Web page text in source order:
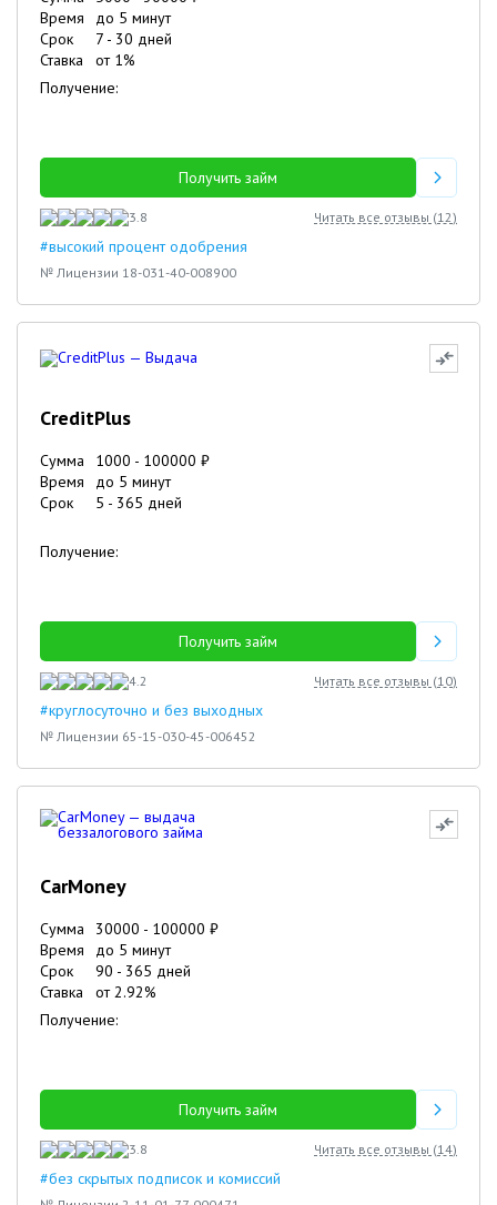
Время
до 5 минут
Срок
7 - 30 дней
Ставка
от 1%
Получение:
Получить займ
3.8 Читать все отзывы (12)
#высокий процент одобрения
№ Лицензии 18-031-40-008900
CreditPlus
Сумма 1000 - 100000 ₽
Время
до 5 минут
Срок
5 - 365 дней
Получение:
Получить займ
4.2 Читать все отзывы (10)
#круглосуточно и без выходных
№ Лицензии 65-15-030-45-006452
CarMoney
Сумма 30000 - 100000 ₽
Время
до 5 минут
Срок
90 - 365 дней
Ставка
от2.92%
Получение:
Получить займ
3.8 Читать все отзывы (14)
#без скрытых подписок и комиссий